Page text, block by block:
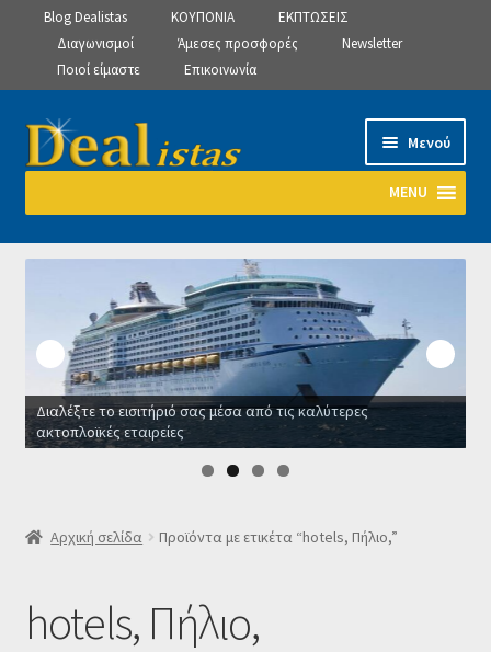
Blog Dealistas ΚΟΥΠΟΝΙΑ
ΕΚΠΤΩΣΕΙΣ
Διαγωνισμοί
Άμεσες προσφορές
Newsletter
Ποιοί είμαστε
Επικοινωνία
Απευθείας
μετάβαση
πλοήγηση
Μετάβαση
σε
Μενού
MENU
Αρχική
Manage Subscriptions
Manage Subscriptions
Manage Subscriptions
SLIDER
Διαλέξτε το εισιτήριό σας μέσα από τις καλύτερες
ακτοπλοϊκές εταιρείες
Αρχική σελίδα Προϊόντα με ετικέτα “hotels, Πήλιο,”
hotels, Πήλιο,